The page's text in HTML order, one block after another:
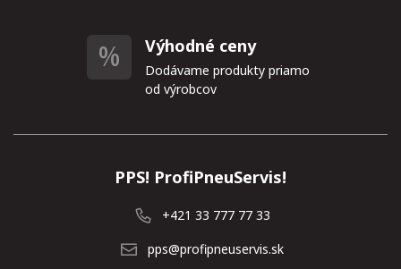
Výhodné ceny
Dodávame produkty priamo
od výrobcov
PPS! ProfiPneuServis!
+421 33 777 77 33
pps@profipneuservis.sk